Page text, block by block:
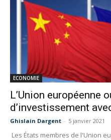
ECONOMIE
L’Union européenne
d’investissement
Ghislain Dargent - 5 janvier 2021
Les États membres de l'Union